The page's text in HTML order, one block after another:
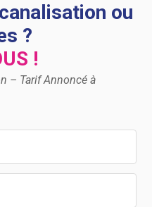
ou
?
!
– Tarif Annoncé à